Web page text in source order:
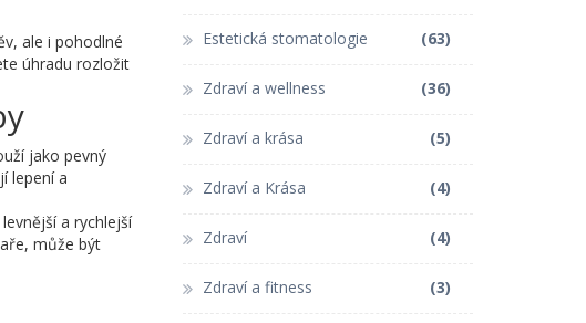
ale i pohodlné
úhradu rozložit
jako pevný
lepení a
a rychlejší
může být
Estetická stomatologie (63)
Zdraví a wellness (36)
Zdraví a krása (5)
Zdraví a Krása (4)
Zdraví (4)
Zdraví a fitness (3)